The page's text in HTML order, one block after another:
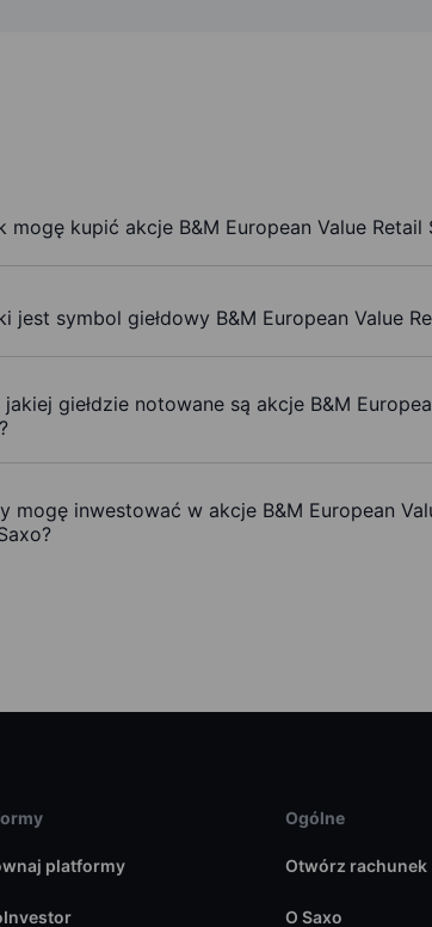
mogę kupić akcje B&M European Value Retail
jest symbol giełdowy B&M European Value
jakiej giełdzie notowane są akcje B&M
mogę inwestować w akcje B&M European
platformy
Ogólne
Otwórz rachunek
O Saxo